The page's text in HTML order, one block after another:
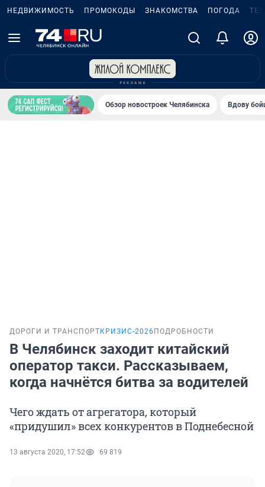
НЕДВИЖИМОСТЬ ПРОМОКОДЫ ЗНАКОМСТВА ПОГОДА
Обзор новостроек Челябинска Вдову
ДОРОГИ И ТРАНСПОРТ КРИЗИС-2026 ПОДРОБНОСТИ
В Челябинск заходит китайский
оператор такси. Рассказываем,
когда начнётся битва за водителей
Чего ждать от агрегатора, который
«придушил» всех конкурентов в Поднебесной
13 августа 2020, 17:52 69 819